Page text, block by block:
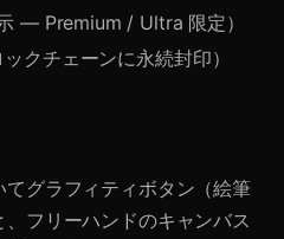
— Premium / Ultra 限定）
クチェーンに永続封印）
グラフィティボタン（絵筆
フリーハンドのキャンバス